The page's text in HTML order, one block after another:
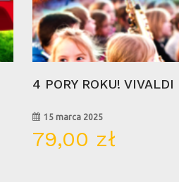
4 PORY ROKU!
15 marca 2025
79,00 zł